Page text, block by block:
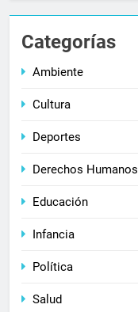
Categorías
Ambiente
Cultura
Deportes
Derechos Humanos
Educación
Infancia
Política
Salud